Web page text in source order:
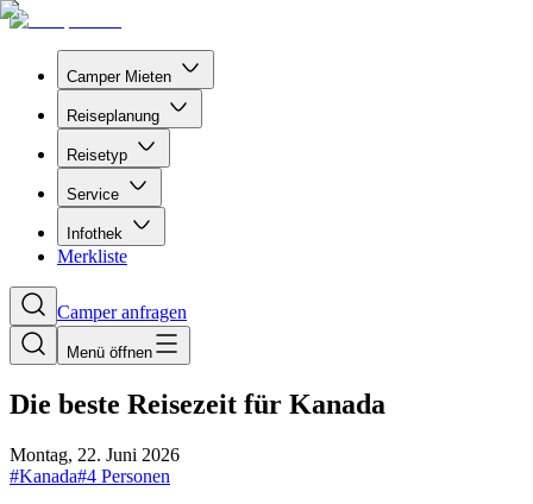
Camper Mieten
Reiseplanung
Reisetyp
Service
Infothek
Merkliste
Camper anfragen
Menü öffnen
Die beste Reisezeit für Kanada
Montag, 22. Juni 2026
#Kanada#4 Personen